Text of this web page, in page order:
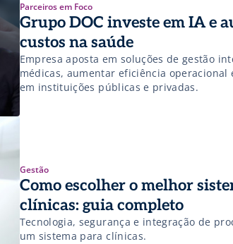
Parceiros em Foco
Grupo DOC investe em IA e
custos na saúde
Empresa aposta em soluções de gestão
médicas, aumentar eficiência
em instituições públicas e privadas.
Gestão
Como escolher o melhor
clínicas: guia completo
Tecnologia, segurança e integração de
um sistema para clínicas.